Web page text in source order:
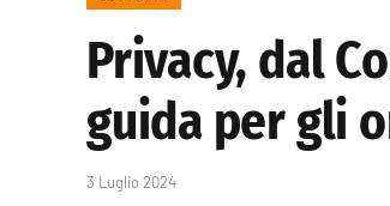
Privacy, dal
guida per gli
3 Luglio 2024